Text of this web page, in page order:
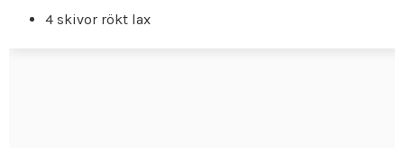
4 skivor rökt lax